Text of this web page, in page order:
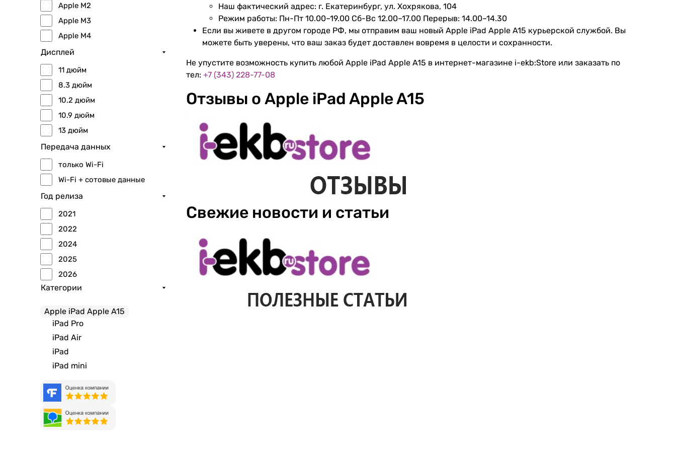
Apple M2
Apple M3
Apple M4
Apple M5
Дисплей
11 дюйм
8.3 дюйм
10.2 дюйм
10.9 дюйм
13 дюйм
Передача данных
только Wi-Fi
Wi-Fi + сотовые данные
Год релиза
2021
2022
2024
2025
2026
Категории
Apple iPad Apple A15
iPad Pro
iPad Air
iPad
iPad mini
Наш фактический адрес: г. Екатеринбург, ул. Хохрякова, 104
Режим работы: Пн-Пт 10.00–19.00 Сб-Вс 12.00–17.00 Перерыв: 14.00–14.30
Если вы живете в другом городе РФ, мы отправим ваш новый Apple iPad Apple A15 курьерской службой. Вы
можете быть уверены, что ваш заказ будет доставлен вовремя в целости и сохранности.
Не упустите возможность купить любой Apple iPad Apple A15 в интернет-магазине i-ekb:Store или заказать по
тел: +7 (343) 228-77-08
Отзывы о Apple iPad Apple A15
Свежие новости и статьи